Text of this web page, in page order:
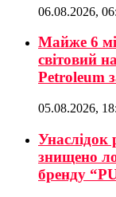
06.08.2026,
Майже 6
світовий
Petroleum
05.08.2026,
Унаслідок
знищено
бренду